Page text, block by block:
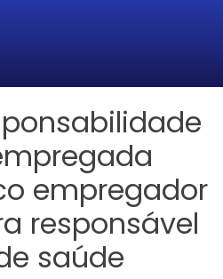
empregador
responsável
saúde